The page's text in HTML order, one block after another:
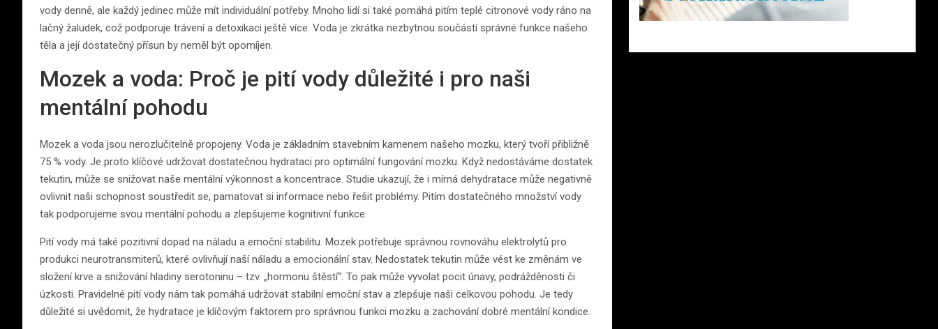
vody denně, ale každý jedinec může mít individuální potřeby. Mnoho lidí si také pomáhá pitím teplé citronové vody ráno na
lačný žaludek, což podporuje trávení a detoxikaci ještě více. Voda je zkrátka nezbytnou součástí správné funkce našeho
těla a její dostatečný přísun by neměl být opomíjen.
Mozek a voda: Proč je pití vody důležité i pro naši
mentální pohodu
Mozek a voda jsou nerozlučitelně propojeny. Voda je základním stavebním kamenem našeho mozku, který tvoří přibližně
75 % vody. Je proto klíčové udržovat dostatečnou hydrataci pro optimální fungování mozku. Když nedostáváme dostatek
tekutin, může se snižovat naše mentální výkonnost a koncentrace. Studie ukazují, že i mírná dehydratace může negativně
ovlivnit naši schopnost soustředit se, pamatovat si informace nebo řešit problémy. Pitím dostatečného množství vody
tak podporujeme svou mentální pohodu a zlepšujeme kognitivní funkce.
Pití vody má také pozitivní dopad na náladu a emoční stabilitu. Mozek potřebuje správnou rovnováhu elektrolytů pro
produkci neurotransmiterů, které ovlivňují naší náladu a emocionální stav. Nedostatek tekutin může vést ke změnám ve
složení krve a snižování hladiny serotoninu – tzv. „hormonu štěstí“. To pak může vyvolat pocit únavy, podrážděnosti či
úzkosti. Pravidelné pití vody nám tak pomáhá udržovat stabilní emoční stav a zlepšuje naši celkovou pohodu. Je tedy
důležité si uvědomit, že hydratace je klíčovým faktorem pro správnou funkci mozku a zachování dobré mentální kondice.